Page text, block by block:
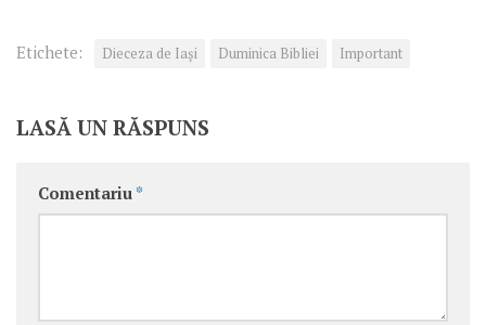
Etichete: Dieceza de Iași Duminica Bibliei Important
LASĂ UN RĂSPUNS
Comentariu *